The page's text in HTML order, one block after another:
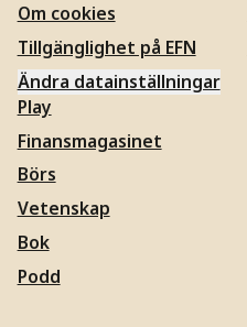
Om cookies
Tillgänglighet på EFN
Ändra datainställningar
Play
Finansmagasinet
Börs
Vetenskap
Bok
Podd